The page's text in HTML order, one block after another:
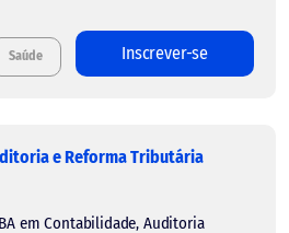
Saúde Inscrever-se
e Reforma Tributária
em Contabilidade, Auditoria